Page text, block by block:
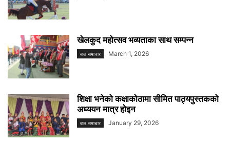
खेलकुद महोत्सव भव्यताका साथ सम्पन्न
बाल समाचार March 1, 2026
शिक्षा भनेको कक्षाकोठामा सीमित पाठ्यपुस्तकको
अध्ययन मात्र होइन
बाल समाचार January 29, 2026